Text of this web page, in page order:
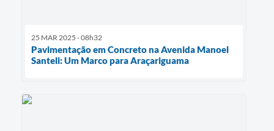
25 MAR 2025 - 08h32
Pavimentação em Concreto na Avenida Manoel
Santeli: Um Marco para Araçariguama